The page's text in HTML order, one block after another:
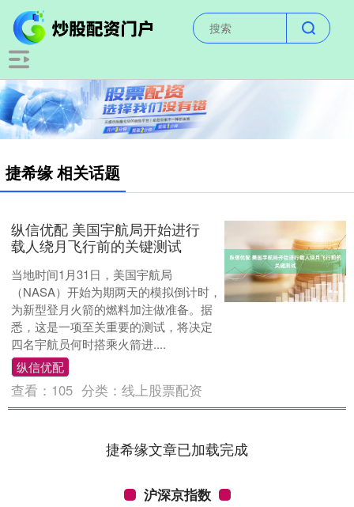
捷希缘 相关话题
纵信优配 美国宇航局开始进行
载人绕月飞行前的关键测试
当地时间1月31日，美国宇航局
（NASA）开始为期两天的模拟倒计时，
为新型登月火箭的燃料加注做准备。据
悉，这是一项至关重要的测试，将决定
四名宇航员何时搭乘火箭进....
纵信优配
查看： 105 分类：线上股票配资
捷希缘文章已加载完成
沪深京指数